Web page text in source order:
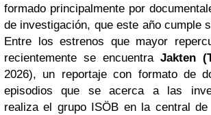
formado principalmente por
de investigación, que este año cumple
Entre los estrenos que mayor
recientemente se encuentra Jakten
2026), un reportaje con formato de
episodios que se acerca a las
realiza el grupo ISÖB en la central